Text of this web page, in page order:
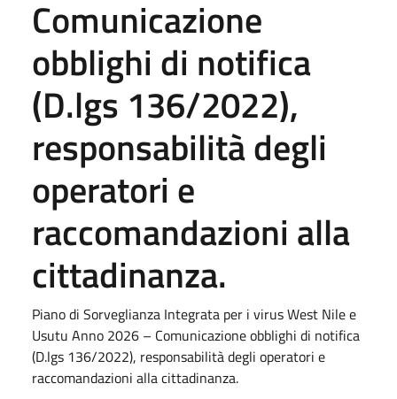
Comunicazione
obblighi di notifica
(D.lgs 136/2022),
responsabilità degli
operatori e
raccomandazioni alla
cittadinanza.
Piano di Sorveglianza Integrata per i virus West Nile e
Usutu Anno 2026 – Comunicazione obblighi di notifica
(D.lgs 136/2022), responsabilità degli operatori e
raccomandazioni alla cittadinanza.